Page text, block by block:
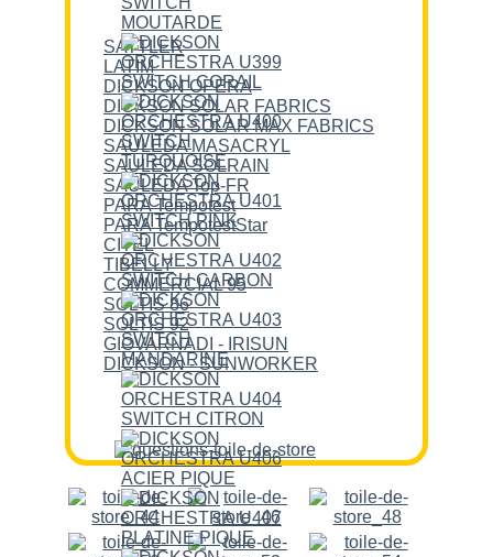
SATTLER
LATIM
DICKSON OPERA
DICKSON SOLAR FABRICS
DICKSON SOLAR MAX FABRICS
SAULEDA MASACRYL
SAULEDA SOLRAIN
SAULEDA Top-FR
PARA Tempotest
PARA TempotestStar
CITEL
TIBELLY
COMMERCIAL 95
SOLTIS 86
SOLTIS 92
GIOVARNADI - IRISUN
DICKSON - SUNWORKER